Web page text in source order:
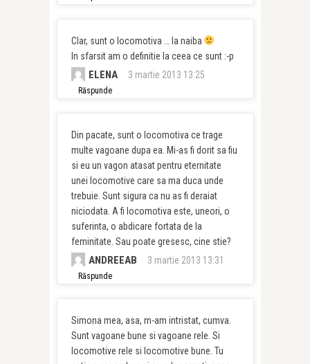
Clar, sunt o locomotiva … la naiba
In sfarsit am o definitie la ceea ce sunt :-p
ELENA 3 martie 2013 13:25
Răspunde
Din pacate, sunt o locomotiva ce trage
multe vagoane dupa ea. Mi-as fi dorit sa fiu
si eu un vagon atasat pentru eternitate
unei locomotive care sa ma duca unde
trebuie. Sunt sigura ca nu as fi deraiat
niciodata. A fi locomotiva este, uneori, o
suferinta, o abdicare fortata de la
feminitate. Sau poate gresesc, cine stie?
ANDREEAB 3 martie 2013 13:31
Răspunde
Simona mea, asa, m-am intristat, cumva.
Sunt vagoane bune si vagoane rele. Si
locomotive rele si locomotive bune. Tu